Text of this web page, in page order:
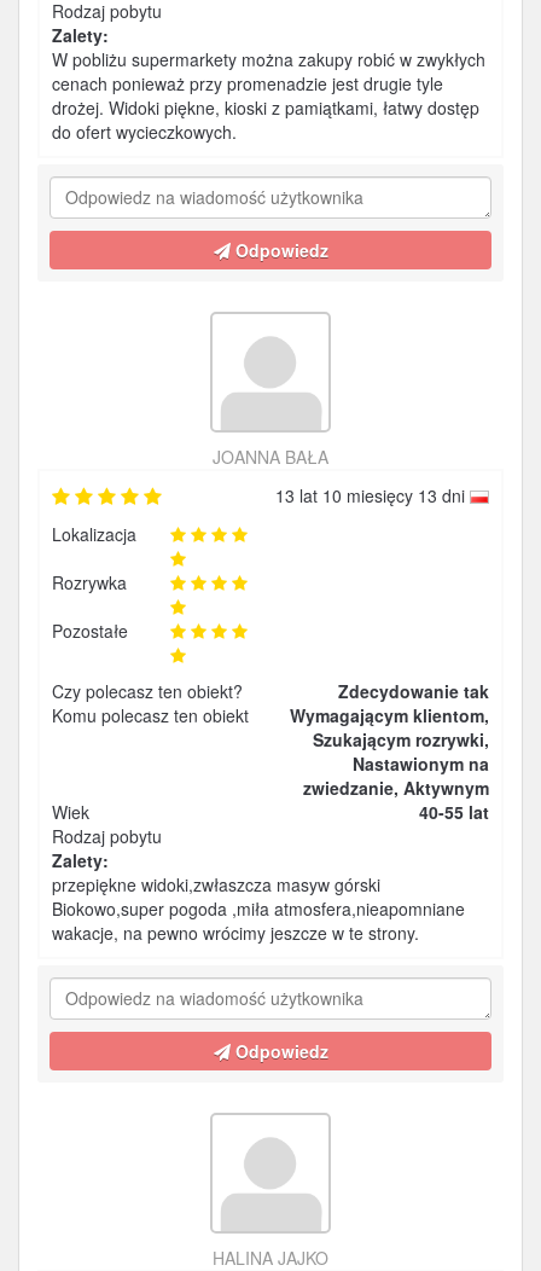
Rodzaj pobytu
Zalety:
W pobliżu supermarkety można zakupy robić w zwykłych
cenach ponieważ przy promenadzie jest drugie tyle
drożej. Widoki piękne, kioski z pamiątkami, łatwy dostęp
do ofert wycieczkowych.
Odpowiedz
JOANNA BAŁA
13 lat 10 miesięcy 13 dni
Lokalizacja
Rozrywka
Pozostałe
Czy polecasz ten obiekt?
Zdecydowanie tak
Komu polecasz ten obiekt
Wymagającym klientom,
Szukającym rozrywki,
Nastawionym na
zwiedzanie, Aktywnym
Wiek
40-55 lat
Rodzaj pobytu
Zalety:
przepiękne widoki,zwłaszcza masyw górski
Biokowo,super pogoda ,miła atmosfera,nieapomniane
wakacje, na pewno wrócimy jeszcze w te strony.
Odpowiedz
HALINA JAJKO